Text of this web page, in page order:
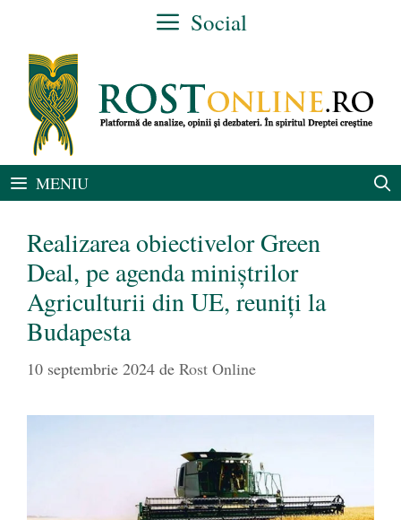
conținut
Social
MENIU
Realizarea obiectivelor Green
Deal, pe agenda miniștrilor
Agriculturii din UE, reuniți la
Budapesta
10 septembrie 2024 de Rost Online